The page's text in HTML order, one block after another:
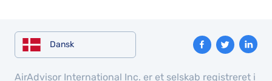
Dansk
AirAdvisor International Inc. er et selskab registreret i